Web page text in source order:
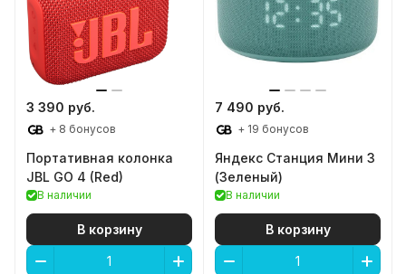
3 390 руб.
+ 8 бонусов
Портативная колонка
JBL GO 4 (Red)
В наличии
В корзину
7 490 руб.
+ 19 бонусов
Яндекс Станция Мини 3
(Зеленый)
В наличии
В корзину